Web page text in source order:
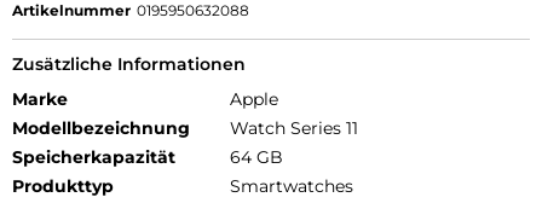
Artikelnummer 0195950632088
Zusätzliche Informationen
Marke
Apple
Modellbezeichnung
Watch Series 11
Speicherkapazität
64 GB
Produkttyp
Smartwatches